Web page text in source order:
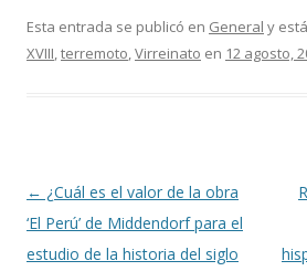
e
b
k
itt
er
m
p
r
Esta entrada se publicó en General y
XVIII,terremoto,Virreinato en 12 agosto,
Navegación
de
entradas
← ¿Cuál es el valor de la obra
‘El Perú’ de Middendorf para el
estudio de la historia del siglo